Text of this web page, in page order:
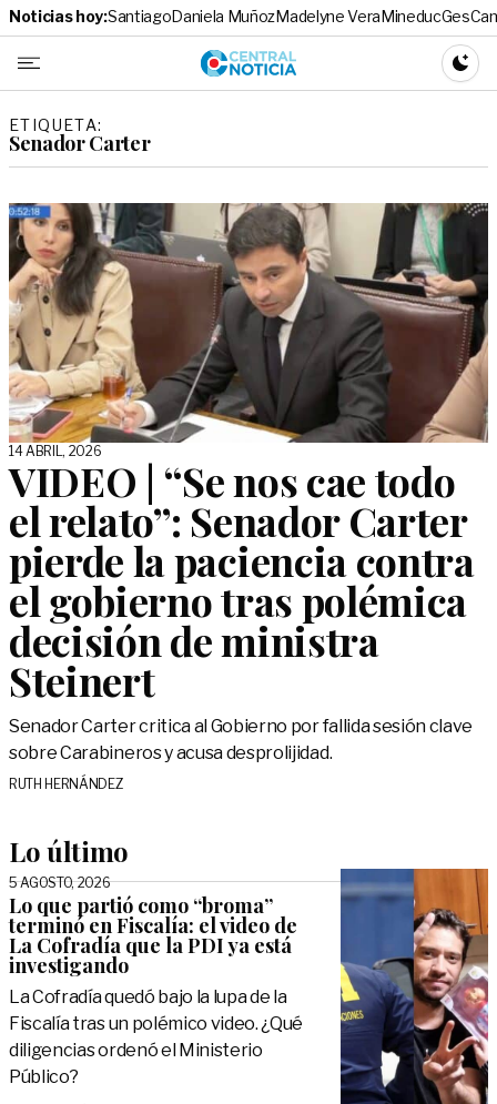
Noticias hoy:SantiagoDaniela MuñozMadelyne VeraMineducGes
Central
ETIQUETA:
Senador Carter
14 ABRIL, 2026
VIDEO | “Se nos cae todo
el relato”: Senador Carter
pierde la paciencia contra
el gobierno tras polémica
decisión de ministra
Steinert
Senador Carter critica al Gobierno por fallida sesión clave
sobre Carabineros y acusa desprolijidad.
RUTH HERNÁNDEZ
Lo último
5 AGOSTO, 2026
Lo que partió como “broma”
terminó en Fiscalía: el video de
La Cofradía que la PDI ya está
investigando
La Cofradía quedó bajo la lupa de la
Fiscalía tras un polémico video. ¿Qué
diligencias ordenó el Ministerio
Público?